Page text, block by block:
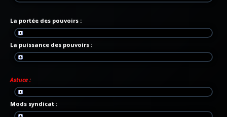
La portée des pouvoirs :
La puissance des pouvoirs :
Astuce :
Mods syndicat :